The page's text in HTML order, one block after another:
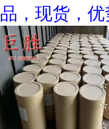
品，现货，